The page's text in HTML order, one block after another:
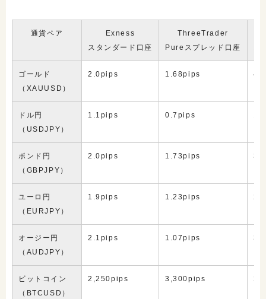
通貨ペア
Exness
スタンダード口座
ThreeTrader
Pureスプレッド口座
ゴールド
（XAUUSD）
2.0pips 1.68pips
ドル円
（USDJPY）
1.1pips 0.7pips
ポンド円
（GBPJPY）
2.0pips 1.73pips
ユーロ円
（EURJPY）
1.9pips 1.23pips
オージー円
（AUDJPY）
2.1pips 1.07pips
ビットコイン
（BTCUSD）
2,250pips 3,300pips